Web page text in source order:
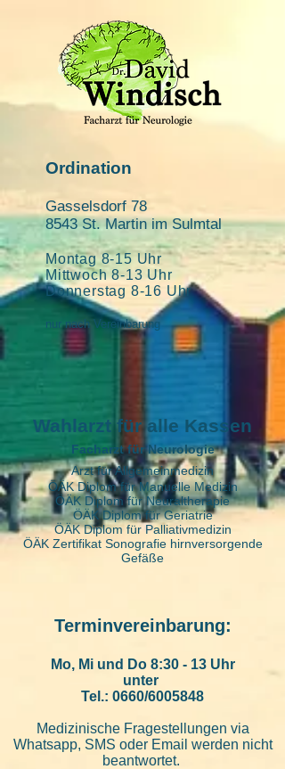
Ordination
Gasselsdorf 78
8543 St. Martin imSulmtal
Montag 8-15 Uhr
Mittwoch 8-13 Uhr
Donnerstag 8-16 Uhr
nur nach Vereinbarung
Wahlarzt für alle Kassen
Facharzt für Neurologie
Arzt für Allgemeinmedizin
ÖÄK Diplom für Manuelle Medizin
ÖÄK Diplom für Neuraltherapie
ÖÄK Diplom für Geriatrie
ÖÄK Diplom für Palliativmedizin
ÖÄK Zertifikat Sonografie hirnversorgende
Gefäße
Terminvereinbarung:
Mo, Mi und Do 8:30 - 13 Uhr
unter
Tel.: 0660/6005848
Medizinische Fragestellungen via
Whatsapp, SMS oder Email werden nicht
beantwortet.